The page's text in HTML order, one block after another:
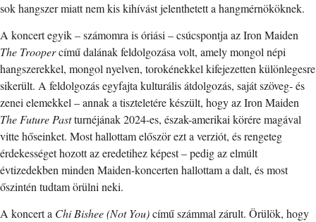
sok hangszer miatt nem kis kihívást jelenthetett a hangmérnököknek.
A koncert egyik – számomra is óriási – csúcspontja az Iron Maiden
The Troopercímű dalának feldolgozása volt, amely mongol népi
hangszerekkel, mongol nyelven, torokénekkel kifejezetten különlegesre
sikerült. A feldolgozás egyfajta kulturális átdolgozás, saját szöveg- és
zenei elemekkel – annak a tiszteletére készült, hogy az Iron Maiden
The Future Pastturnéjának 2024-es, észak-amerikai körére magával
vitte hőseinket. Most hallottam először ezt a verziót, és rengeteg
érdekességet hozott az eredetihez képest – pedig az elmúlt
évtizedekben minden Maiden-koncerten hallottam a dalt, és most
őszintén tudtam örülni neki.
A koncert a Chi Bishee (Not You)című számmal zárult. Örülök, hogy